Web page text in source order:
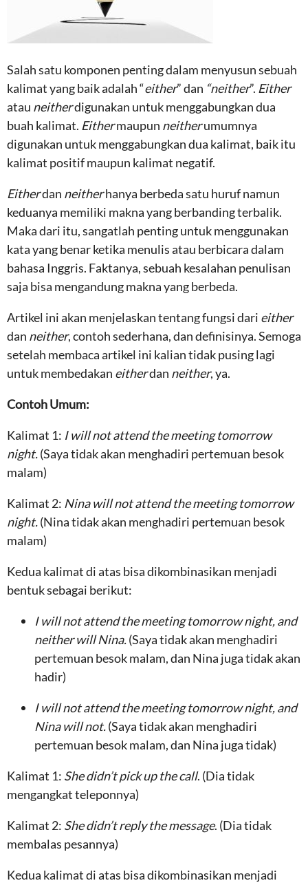
Salah satu komponen penting dalam menyusun sebuah
kalimat yang baik adalah “either” dan “neither”. Either
atau neitherdigunakan untuk menggabungkan dua
buah kalimat. Eithermaupun neitherumumnya
digunakan untuk menggabungkan dua kalimat, baik itu
kalimat positif maupun kalimat negatif.
Eitherdan neitherhanya berbeda satu huruf namun
keduanya memiliki makna yang berbanding terbalik.
Maka dari itu, sangatlah penting untuk menggunakan
kata yang benar ketika menulis atau berbicara dalam
bahasa Inggris. Faktanya, sebuah kesalahan penulisan
saja bisa mengandung makna yang berbeda.
Artikel ini akan menjelaskan tentang fungsi dari either
dan neither, contoh sederhana, dan definisinya. Semoga
setelah membaca artikel ini kalian tidak pusing lagi
untuk membedakan eitherdan neither, ya.
Contoh Umum:
Kalimat 1: I will not attend the meeting tomorrow
night.(Saya tidak akan menghadiri pertemuan besok
malam)
Kalimat 2: Nina will not attend the meeting tomorrow
night.(Nina tidak akan menghadiri pertemuan besok
malam)
Kedua kalimat di atas bisa dikombinasikan menjadi
bentuk sebagai berikut:
I will not attend the meeting tomorrow night, and
neither will Nina.(Saya tidak akan menghadiri
pertemuan besok malam, dan Nina juga tidak akan
hadir)
I will not attend the meeting tomorrow night, and
Nina will not.(Saya tidak akan menghadiri
pertemuan besok malam, dan Nina juga tidak)
Kalimat 1: She didn’t pick up the call. (Dia tidak
mengangkat teleponnya)
Kalimat 2: She didn’t reply the message. (Dia tidak
membalas pesannya)
Kedua kalimat di atas bisa dikombinasikan menjadi